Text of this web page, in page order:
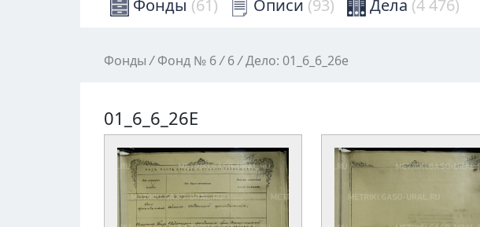
Фонды (61) Описи (93) Дела (4 476)
Фонды / Фонд № 6/ 6/Дело: 01_6_6_26е
01_6_6_26Е